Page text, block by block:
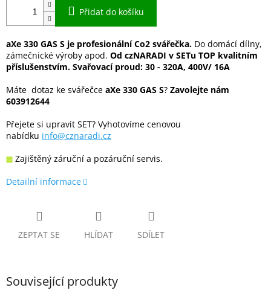
Přidat do košíku
aXe 330 GAS S je profesionální Co2 svářečka. Do domácí dílny,
zámečnické výroby apod. Od czNARADI v SETu TOP kvalitním
příslušenstvím. Svařovací proud: 30 - 320A, 400V/ 16A
Máte dotaz ke svářečce aXe 330 GAS S? Zavolejte nám
603912644
Přejete si upravit SET? Vyhotovíme cenovou
nabídku info@cznaradi.cz
Zajištěný záruční a pozáruční servis.
Detailní informace
ZEPTAT SE HLÍDAT SDÍLET
Související produkty